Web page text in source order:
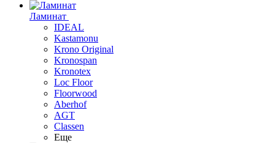
Ламинат
IDEAL
Kastamonu
Krono Original
Kronospan
Kronotex
Loc Floor
Floorwood
Aberhof
AGT
Classen
Еще